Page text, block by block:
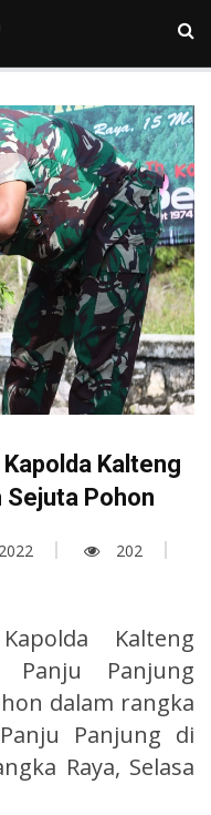
Kalteng
Sejuta Pohon
202
Kapolda Kalteng
Panju Panjung
dalam rangka
Panjung di
Raya, Selasa